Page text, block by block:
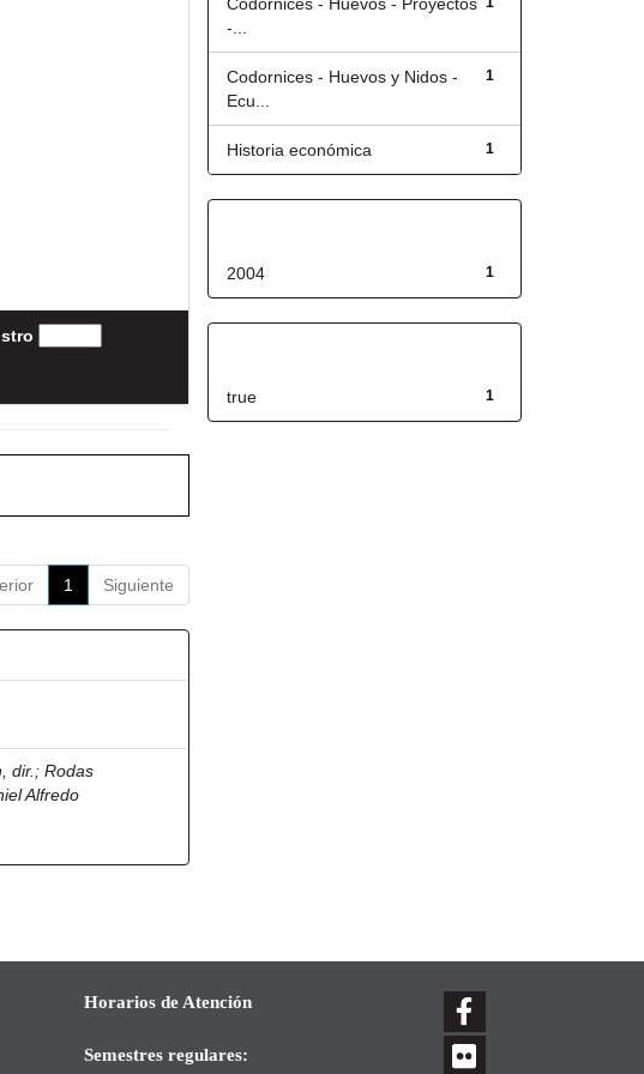
1 Siguiente
dir. ;Rodas
Alfredo
-...
1
Codornices - Huevos y Nidos -
Ecu...
1
Historia económica
1
2004
1
true
Horarios de Atención
Semestres regulares: